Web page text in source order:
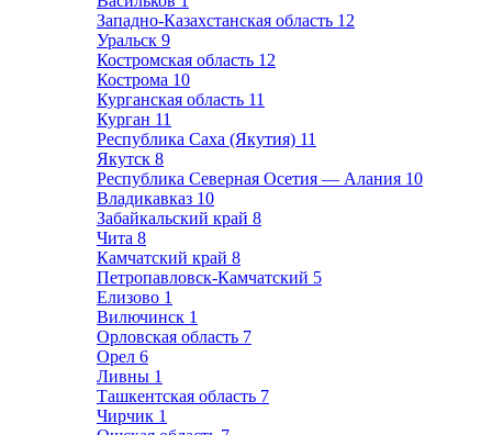
Западно-Казахстанская область 12
Уральск 9
Костромская область 12
Кострома 10
Курганская область 11
Курган 11
Республика Саха (Якутия) 11
Якутск 8
Республика Северная Осетия — Алания 10
Владикавказ 10
Забайкальский край 8
Чита 8
Камчатский край 8
Петропавловск-Камчатский 5
Елизово 1
Вилючинск 1
Орловская область 7
Орел 6
Ливны 1
Ташкентская область 7
Чирчик 1